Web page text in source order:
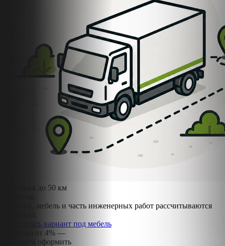
Доставка до 50 км
Участок, мебель и часть инженерных работ рассчитываются
Рассчитать вариант под мебель
Ипотека от 4% —
поможем оформить